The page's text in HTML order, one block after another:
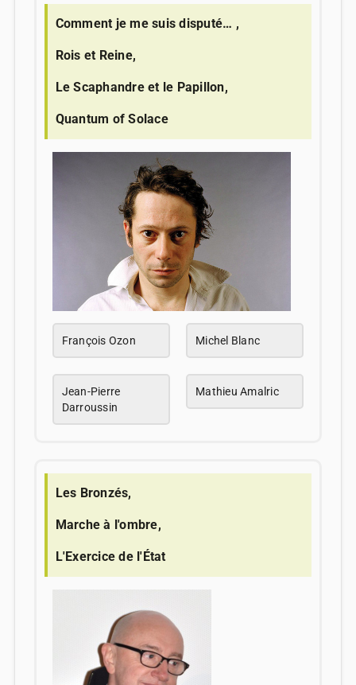
Comment je me suis disputé… ,
Rois et Reine,
Le Scaphandre et le Papillon,
Quantum of Solace
François Ozon Michel Blanc
Jean-Pierre
Darroussin
Mathieu Amalric
Les Bronzés,
Marche à l'ombre,
L'Exercice de l'État